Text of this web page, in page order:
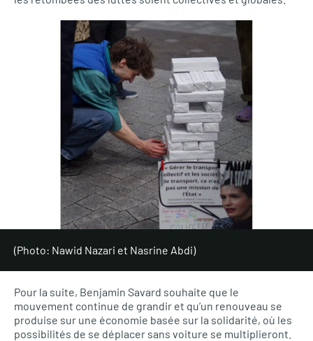
(Photo: Nawid Nazari et Nasrine Abdi)
Pour la suite, Benjamin Savard souhaite que le
mouvement continue de grandir et qu’un renouveau se
produise sur une économie basée sur la solidarité, où les
possibilités de se déplacer sans voiture se multiplieront.